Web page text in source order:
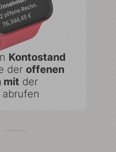
Kontostand
der offenen
mit der